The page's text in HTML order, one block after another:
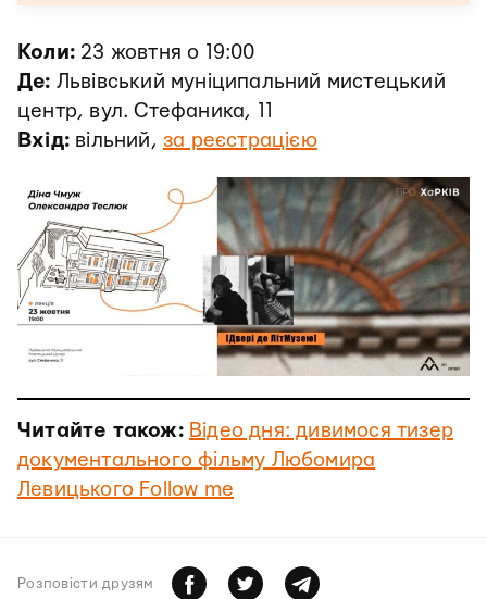
Коли: 23 жовтня о 19:00
Де: Львівський муніципальний мистецький
центр, вул. Стефаника, 11
Вхід: вільний, за реєстрацією
Читайте також: Відео дня: дивимося тизер
документального фільму Любомира
Левицького Follow me
Розповiсти друзям